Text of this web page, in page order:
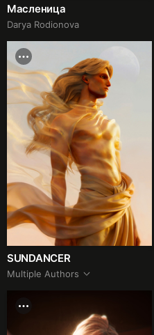
Масленица
Darya Rodionova
SUNDANCER
Multiple Authors